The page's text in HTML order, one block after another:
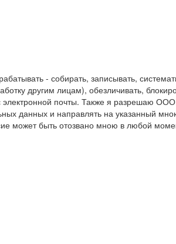
- собирать, записывать,
другим лицам), обезличивать,
почты. Также я разрешаю
данных и направлять на указанный
может быть отозвано мною в любой